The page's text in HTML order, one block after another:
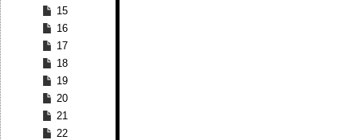
15
16
17
18
19
20
21
22